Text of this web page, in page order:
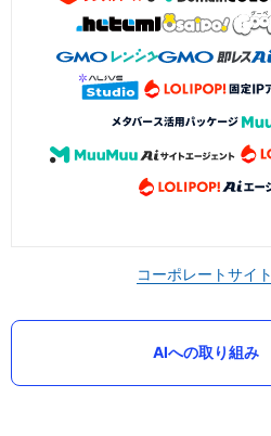
コーポレートサイト
AIへの取り組み